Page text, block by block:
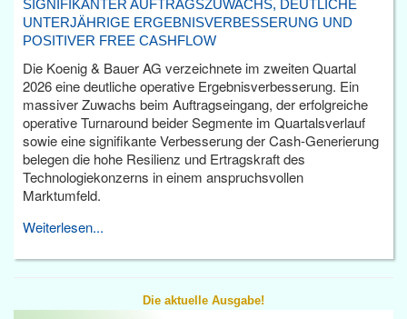
SIGNIFIKANTER AUFTRAGSZUWACHS, DEUTLICHE
UNTERJÄHRIGE ERGEBNISVERBESSERUNG UND
POSITIVER FREE CASHFLOW
Die Koenig & Bauer AG verzeichnete im zweiten Quartal
2026 eine deutliche operative Ergebnisverbesserung. Ein
massiver Zuwachs beim Auftragseingang, der erfolgreiche
operative Turnaround beider Segmente im Quartalsverlauf
sowie eine signifikante Verbesserung der Cash-Generierung
belegen die hohe Resilienz und Ertragskraft des
Technologiekonzerns in einem anspruchsvollen
Marktumfeld.
Weiterlesen...
Die aktuelle Ausgabe!